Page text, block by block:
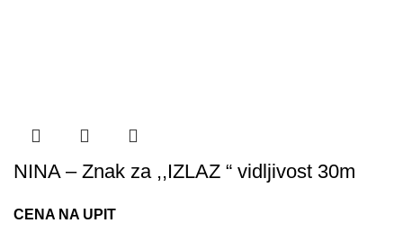
NINA – Znak za ,,IZLAZ “ vidljivost 30m
CENA NA UPIT